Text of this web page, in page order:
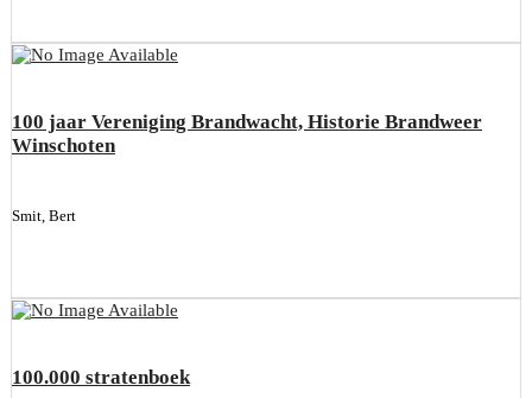
100 jaar Vereniging Brandwacht, Historie Brandweer
Winschoten
Smit, Bert
100.000 stratenboek